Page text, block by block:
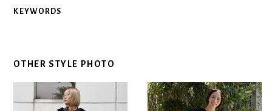
KEYWORDS
OTHER STYLE PHOTO